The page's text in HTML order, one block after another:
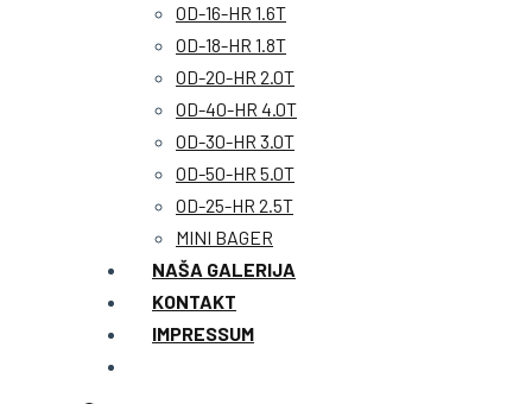
OD-16-HR 1.6T
OD-18-HR 1.8T
OD-20-HR 2.0T
OD-40-HR 4.0T
OD-30-HR 3.0T
OD-50-HR 5.0T
OD-25-HR 2.5T
MINI BAGER
NAŠA GALERIJA
KONTAKT
IMPRESSUM